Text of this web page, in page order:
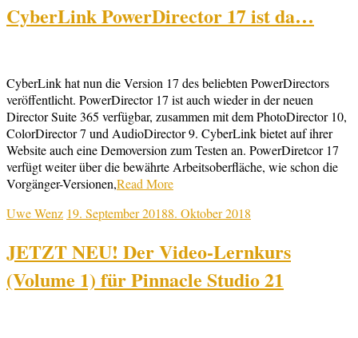
CyberLink PowerDirector 17 ist da…
CyberLink hat nun die Version 17 des beliebten PowerDirectors
veröffentlicht. PowerDirector 17 ist auch wieder in der neuen
Director Suite 365 verfügbar, zusammen mit dem PhotoDirector 10,
ColorDirector 7 und AudioDirector 9. CyberLink bietet auf ihrer
Website auch eine Demoversion zum Testen an. PowerDiretcor 17
verfügt weiter über die bewährte Arbeitsoberfläche, wie schon die
Vorgänger-Versionen,Read More
Uwe Wenz 19. September 20188. Oktober 2018
JETZT NEU! Der Video-Lernkurs
(Volume 1) für Pinnacle Studio 21